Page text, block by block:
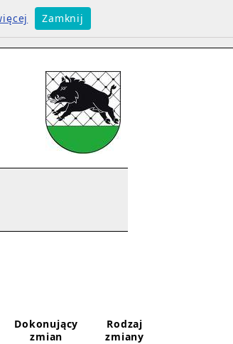
Dokonujący
zmian
Rodzaj
zmiany
Zamknij